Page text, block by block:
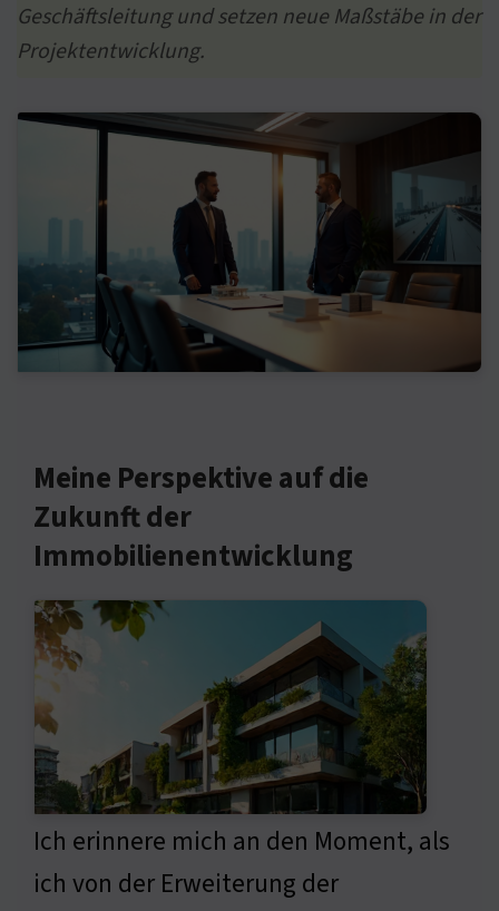
Geschäftsleitung und setzen neue Maßstäbe in der
Projektentwicklung.
Meine Perspektive auf die
Zukunft der
Immobilienentwicklung
Ich erinnere mich an den Moment, als
ich von der Erweiterung der